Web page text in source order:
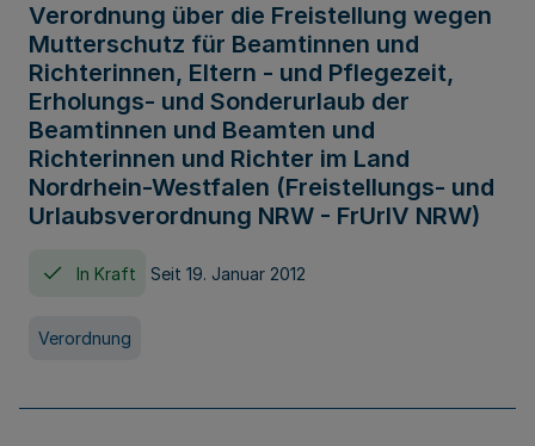
Verordnung über die Freistellung wegen
Mutterschutz für Beamtinnen und
Richterinnen, Eltern - und Pflegezeit,
Erholungs- und Sonderurlaub der
Beamtinnen und Beamten und
Richterinnen und Richter im Land
Nordrhein-Westfalen (Freistellungs- und
Urlaubsverordnung NRW - FrUrlV NRW)
In Kraft Seit 19. Januar 2012
Verordnung